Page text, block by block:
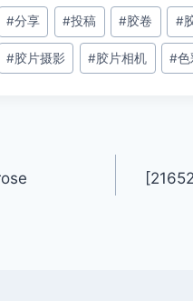
#分享 #投稿 #胶卷 #
#胶片摄影 #胶片相机 #色